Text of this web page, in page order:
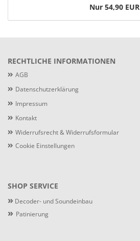
Nur 54,90 EUR
RECHTLICHE INFORMATIONEN
AGB
Datenschutzerklärung
Impressum
Kontakt
Widerrufsrecht & Widerrufsformular
Cookie Einstellungen
SHOP SERVICE
» Decoder- und Soundeinbau
» Patinierung